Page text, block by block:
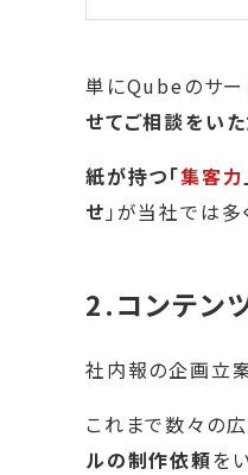
単にQubeのサー
せてご相談をいた
紙が持つ「集客力
せ 」が当社では多
2.コンテン
社内報の企画立
これまで数々の
ルの制作依頼を